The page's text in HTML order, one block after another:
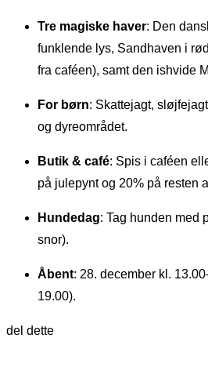
Tre magiske haver: Den
funklende lys, Sandhaven i
fra caféen), samt den ishvide
For børn: Skattejagt,
og dyreområdet.
Butik & café: Spis i caféen
på julepynt og 20% på resten
Hundedag: Tag hunden med
snor).
Åbent: 28. december kl.
19.00).
del dette